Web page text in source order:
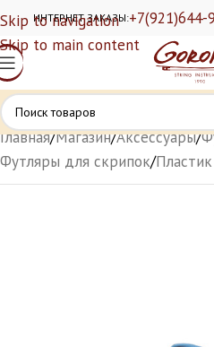
Skip to navigation
Skip to main content
ИНТЕРНЕТ ЗАКАЗЫ:+7(921)644-
Главная/Магазин/Аксессуары/
Футляры для скрипок/Пластик